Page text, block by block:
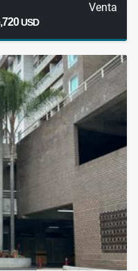
Venta
USD